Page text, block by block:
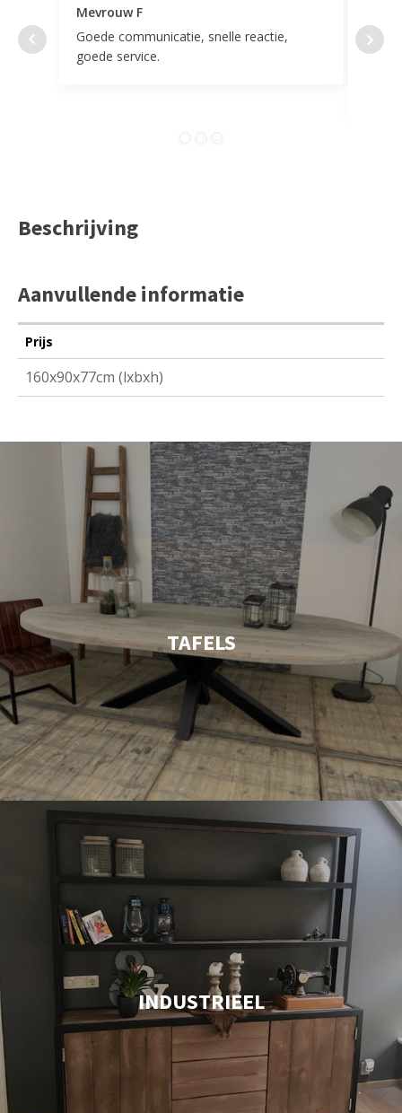
Mevrouw F
Goede communicatie, snelle reactie,
goede service.
door
Beschrijving
Aanvullende informatie
Prijs
160x90x77cm (lxbxh)
TAFELS
INDUSTRIEEL